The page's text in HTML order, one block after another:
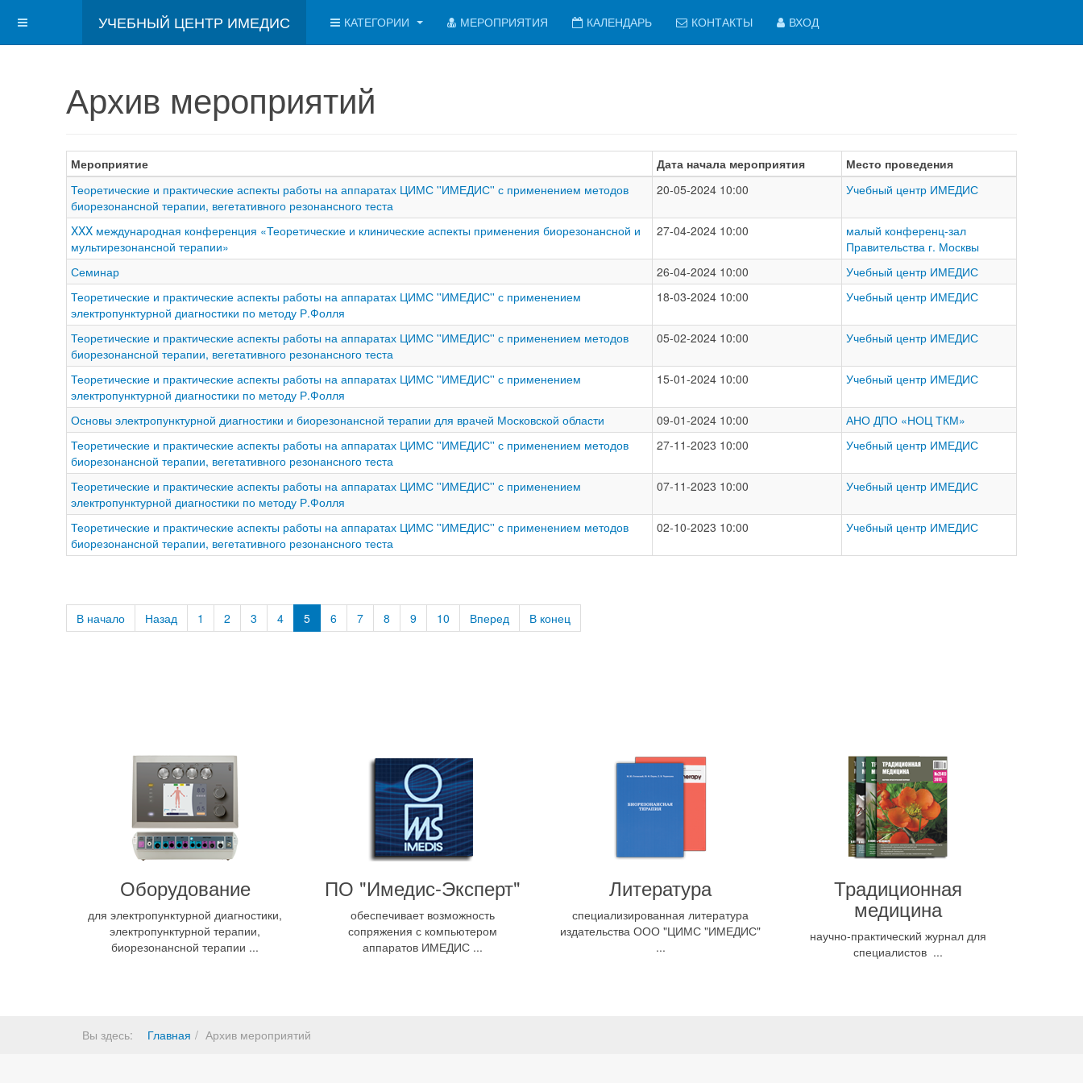
УЧЕБНЫЙ ЦЕНТР ИМЕДИС КАТЕГОРИИ МЕРОПРИЯТИЯ КАЛЕНДАРЬ КОНТАКТЫ ВХОД
Архив мероприятий
Мероприятие Дата начала мероприятия
Место проведения
Теоретические и практические аспекты работы на аппаратах ЦИМС ''ИМЕДИС'' с применением методов
биорезонансной терапии, вегетативного резонансного теста
20-05-2024 10:00 Учебный центр ИМЕДИС
XXX международная конференция «Теоретические и клинические аспекты применения биорезонансной и
мультирезонансной терапии»
27-04-2024 10:00
малый конференц-зал
Правительства г. Москвы
Семинар
26-04-2024 10:00
Учебный центр ИМЕДИС
Теоретические и практические аспекты работы на аппаратах ЦИМС ''ИМЕДИС'' с применением
электропунктурной диагностики по методу Р.Фолля
18-03-2024 10:00 Учебный центр ИМЕДИС
Теоретические и практические аспекты работы на аппаратах ЦИМС ''ИМЕДИС'' с применением методов
биорезонансной терапии, вегетативного резонансного теста
05-02-2024 10:00 Учебный центр ИМЕДИС
Теоретические и практические аспекты работы на аппаратах ЦИМС ''ИМЕДИС'' с применением
электропунктурной диагностики по методу Р.Фолля
15-01-2024 10:00 Учебный центр ИМЕДИС
Основы электропунктурной диагностики и биорезонансной терапии для врачей Московской области 09-01-2024 10:00
АНО ДПО «НОЦ ТКМ»
Теоретические и практические аспекты работы на аппаратах ЦИМС ''ИМЕДИС'' с применением методов
биорезонансной терапии, вегетативного резонансного теста
27-11-2023 10:00 Учебный центр ИМЕДИС
Теоретические и практические аспекты работы на аппаратах ЦИМС ''ИМЕДИС'' с применением
электропунктурной диагностики по методу Р.Фолля
07-11-2023 10:00 Учебный центр ИМЕДИС
Теоретические и практические аспекты работы на аппаратах ЦИМС ''ИМЕДИС'' с применением методов
биорезонансной терапии, вегетативного резонансного теста
02-10-2023 10:00 Учебный центр ИМЕДИС
В начало Назад 1 2 3 4 5 6 7 8 9 10 Вперед В конец
Оборудование
для электропунктурной диагностики,
электропунктурной терапии,
биорезонансной терапии ...
ПО "Имедис-Эксперт"
обеспечивает возможность
сопряжения с компьютером
аппаратов ИМЕДИС ...
Литература
специализированная литература
издательства ООО "ЦИМС "ИМЕДИС"
...
Традиционная
медицина
научно-практический журнал для
специалистов ...
Вы здесь: Главная Архив мероприятий